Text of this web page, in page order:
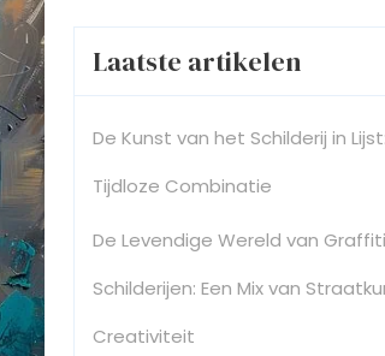
Laatste artikelen
De Kunst van het Schilderij in
Tijdloze Combinatie
De Levendige Wereld van Graffiti
Schilderijen: Een Mix van
Creativiteit